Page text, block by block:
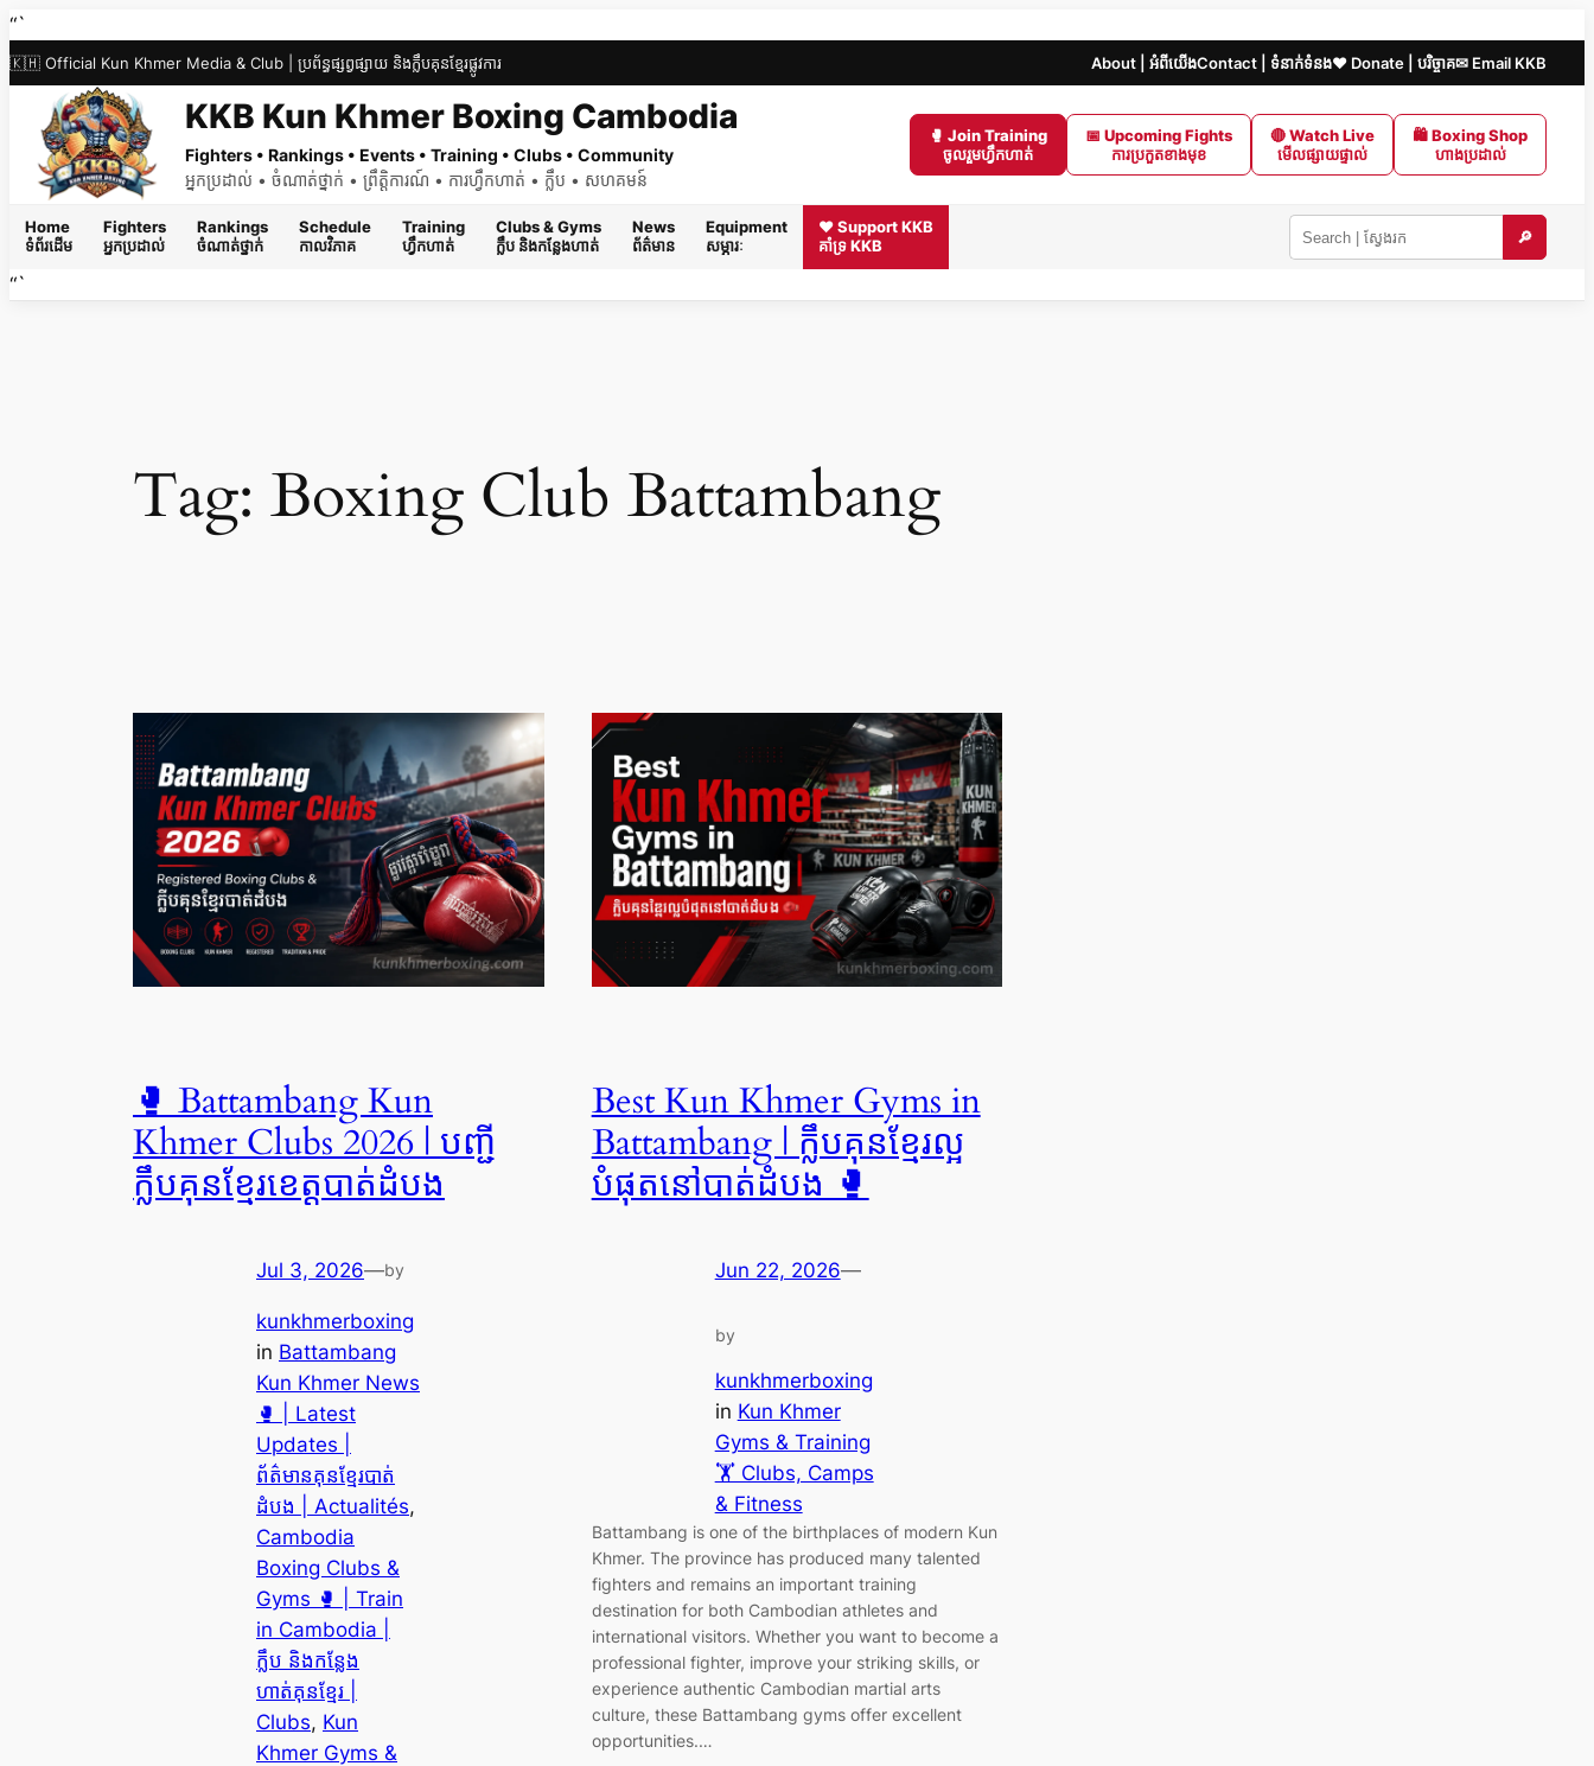
Skip
to
content
“`
🇰🇭 Official Kun Khmer Media & Club | ប្រព័ន្ធផ្សព្វផ្សាយ និងក្លឹបគុនខ្មែរផ្លូវការ About | អំពីយើងContact | ទំនាក់ទំនង❤️ Donate | បរិច្ចាគ✉ Email KKB
KKB Kun Khmer Boxing Cambodia
Fighters • Rankings • Events • Training • Clubs • Community
អ្នកប្រដាល់ • ចំណាត់ថ្នាក់ • ព្រឹត្តិការណ៍ • ការហ្វឹកហាត់ • ក្លឹប • សហគមន៍
🥊 Join Training
ចូលរួមហ្វឹកហាត់
📅 Upcoming Fights
ការប្រកួតខាងមុខ
🔴 Watch Live
មើលផ្សាយផ្ទាល់
🛍 Boxing Shop
ហាងប្រដាល់
Home
ទំព័រដើម
Fighters
អ្នកប្រដាល់
Rankings
ចំណាត់ថ្នាក់
Schedule
កាលវិភាគ
Training
ហ្វឹកហាត់
Clubs & Gyms
ក្លឹប និងកន្លែងហាត់
News
ព័ត៌មាន
Equipment
សម្ភារៈ
❤️ Support KKB
គាំទ្រ KKB
Search
🔎
“`
Tag: Boxing Club Battambang
🥊 Battambang Kun
Khmer Clubs 2026 | បញ្ជី
ក្លឹបគុនខ្មែរខេត្តបាត់ដំបង
Jul 3, 2026—by
kunkhmerboxing
in Battambang
Kun Khmer News
🥊 | Latest
Updates |
ព័ត៌មានគុនខ្មែរបាត់
ដំបង | Actualités
Cambodia
Boxing Clubs &
Gyms 🥊 | Train
in Cambodia |
ក្លឹប និងកន្លែង
ហាត់គុនខ្មែរ |
Clubs, Kun
Khmer Gyms &
Best Kun Khmer Gyms in
Battambang | ក្លឹបគុនខ្មែរល្អ
បំផុតនៅបាត់ដំបង 🥊
Jun 22, 2026—
by
kunkhmerboxing
in Kun Khmer
Gyms & Training
🏋️ Clubs, Camps
& Fitness
Battambang is one of the birthplaces of modern Kun
Khmer. The province has produced many talented
fighters and remains an important training
destination for both Cambodian athletes and
international visitors. Whether you want to become a
professional fighter, improve your striking skills, or
experience authentic Cambodian martial arts
culture, these Battambang gyms offer excellent
opportunities.…